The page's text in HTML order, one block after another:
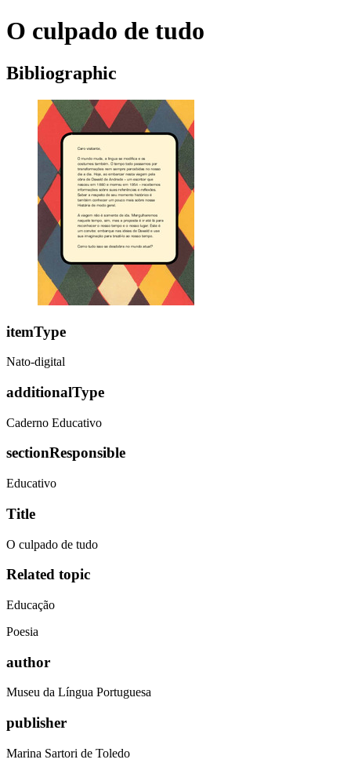
O culpado de tudo
Bibliographic
itemType
Nato-digital
additionalType
Caderno Educativo
sectionResponsible
Educativo
Title
O culpado de tudo
Related topic
Educação
Poesia
author
Museu da Língua Portuguesa
publisher
Marina Sartori de Toledo